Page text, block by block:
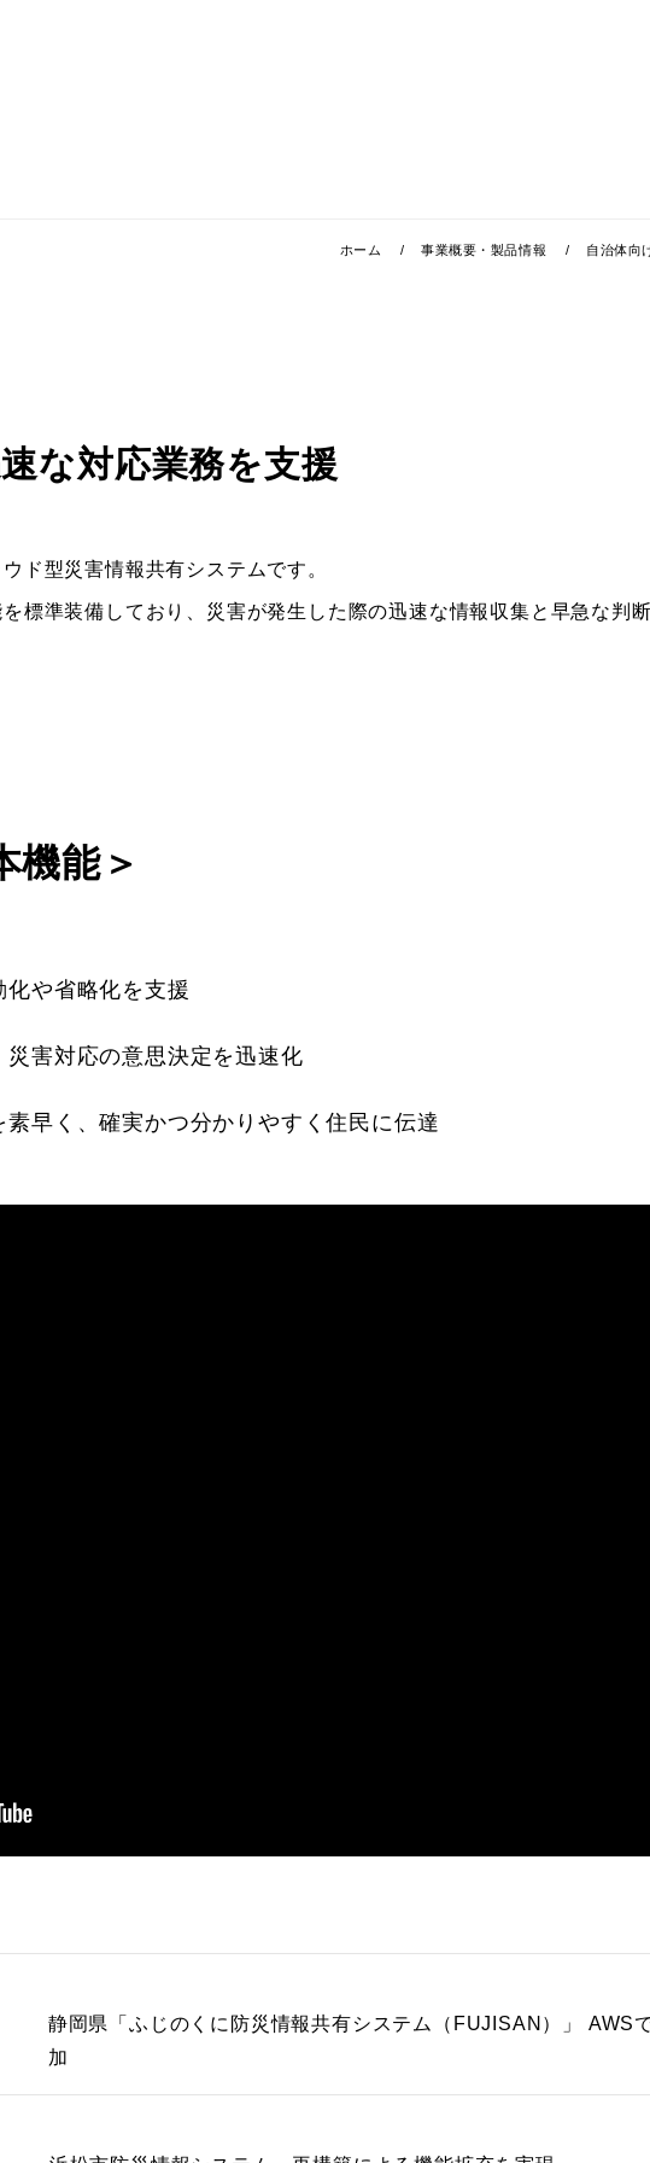
ホーム 事業概要・製品情報 自治体向
な対応業務を支援
ド型災害情報共有システムです。
標準装備しており、災害が発生した際の迅速な情報収集と早急な判
機能＞
や省略化を支援
害対応の意思決定を迅速化
早く、確実かつ分かりやすく住民に伝達
静岡県「ふじのくに防災情報共有システム（FUJISAN）」 AWS
加